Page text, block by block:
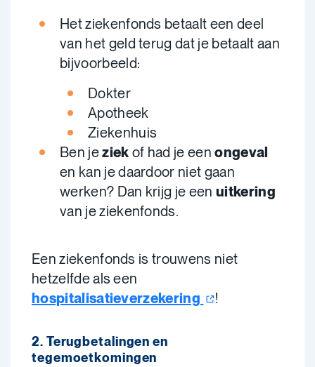
Het ziekenfonds betaalt een deel
van het geld terug dat je betaalt aan
bijvoorbeeld:
Dokter
Apotheek
Ziekenhuis
Ben jeziek of had je eenongeval
en kan je daardoor niet gaan
werken? Dan krijg je eenuitkering
van je ziekenfonds.
Een ziekenfonds is trouwens niet
hetzelfde als een
hospitalisatieverzekering
!
2. Terugbetalingen en
tegemoetkomingen